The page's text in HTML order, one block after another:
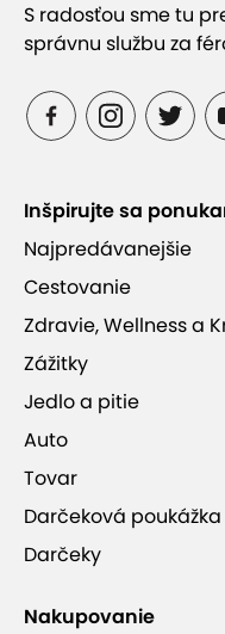
S radosťou sme tu
správnu službu za
Inšpirujte sa
Najpredávanejšie
Cestovanie
Zdravie, Wellness a
Zážitky
Jedlo a pitie
Auto
Tovar
Darčeková poukážka
Darčeky
Nakupovanie